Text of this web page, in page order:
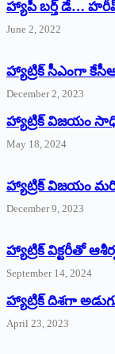
హ్యాపీ బర్త్ ‌డే…
June 2, 2022
హ్యాట్రిక్‌ ‌సీఎంగా
December 2, 2023
హ్యాట్రిక్‌ విజయం
May 18, 2024
హ్యాట్రిక్ విజయం
December 9, 2023
హ్యాట్రిక్‌ ‌విక్టరీతో
September 14, 2024
‌హ్యాట్రిక్‌ ‌దిశగా
April 23, 2023